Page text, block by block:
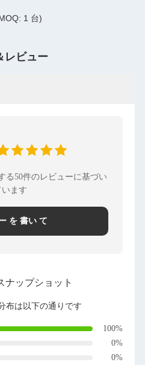
1 台)
レビュー
る50件のレビューに基づい
います
を 書い て
ナップショット
布は以下の通りです
100%
0%
0%